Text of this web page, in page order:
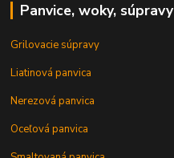
Panvice, woky, súpravy
Grilovacie súpravy
Liatinová panvica
Nerezová panvica
Oceľová panvica